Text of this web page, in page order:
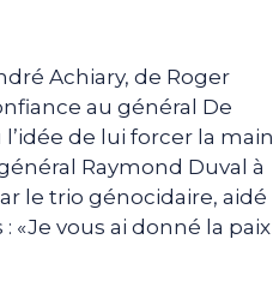
Achiary, de Roger
au général De
de lui forcer la main
Raymond Duval à
le trio génocidaire, aidé
«Je vous ai donné la paix